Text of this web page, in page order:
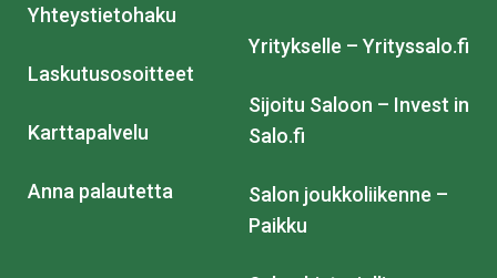
Yhteystietohaku
Laskutusosoitteet
Karttapalvelu
Anna palautetta
Yritykselle – Yrityssalo.fi
Sijoitu Saloon – Invest in
Salo.fi
Salon joukkoliikenne –
Paikku